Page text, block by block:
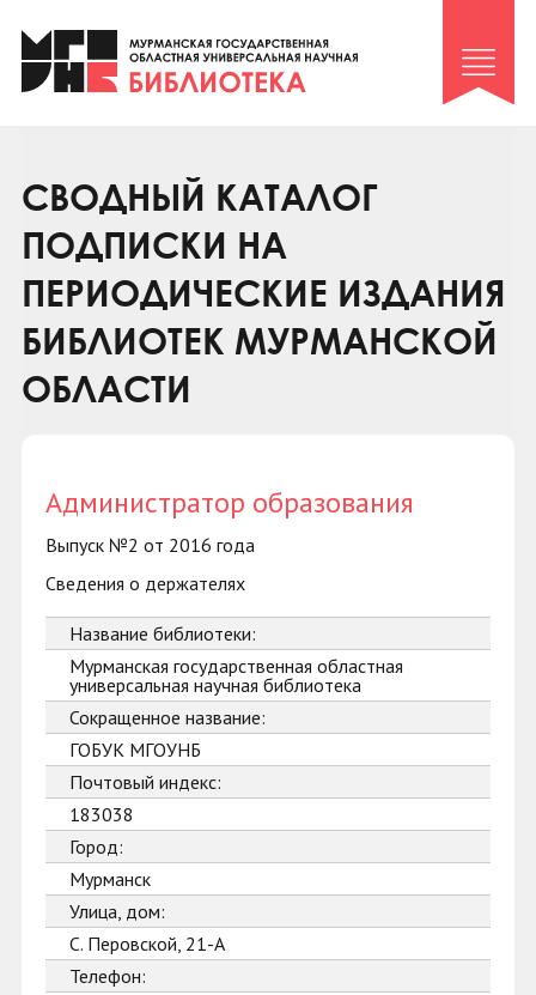
Клуб «Гиря и сельдерей»
Клуб «Семейный архив»
Коллегам
Контакты
СВОДНЫЙ КАТАЛОГ
ПОДПИСКИ НА
ПЕРИОДИЧЕСКИЕ ИЗДАНИЯ
БИБЛИОТЕК МУРМАНСКОЙ
ОБЛАСТИ
Администратор образования
Выпуск №2 от 2016 года
Сведения о держателях
Название библиотеки:
Мурманская государственная областная
универсальная научная библиотека
Сокращенное название:
ГОБУК МГОУНБ
Почтовый индекс:
183038
Город:
Мурманск
Улица, дом:
С. Перовской, 21-А
Телефон: